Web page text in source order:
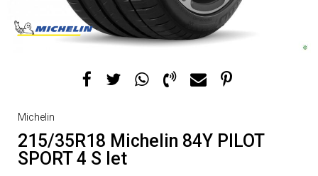
Michelin
215/35R18 Michelin 84Y PILOT
SPORT 4 S let